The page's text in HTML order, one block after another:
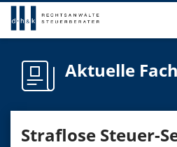
Aktuelle
Straflose Steuer-